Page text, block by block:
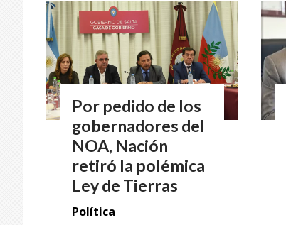
Por pedido de los
gobernadores del
NOA, Nación
retiró la polémica
Ley de Tierras
Política